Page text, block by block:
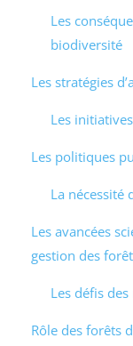
Les
biodiversité
Les stratégies
Les
Les politiques
La nécessité
Les avancées
gestion des
Les défis
Rôle des forêts